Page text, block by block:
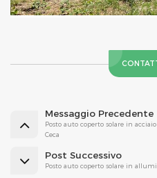
Messaggio Precedente
Posto auto coperto solare in
Ceca
Post Successivo
Posto auto coperto solare in